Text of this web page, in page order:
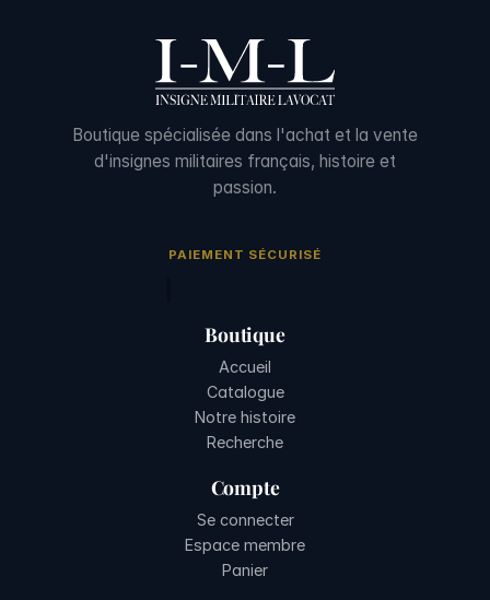
Boutique spécialisée dans l'achat et la vente
d'insignes militaires français, histoire et
passion.
PAIEMENT SÉCURISÉ
Boutique
Accueil
Catalogue
Notre histoire
Recherche
Compte
Se connecter
Espace membre
Panier